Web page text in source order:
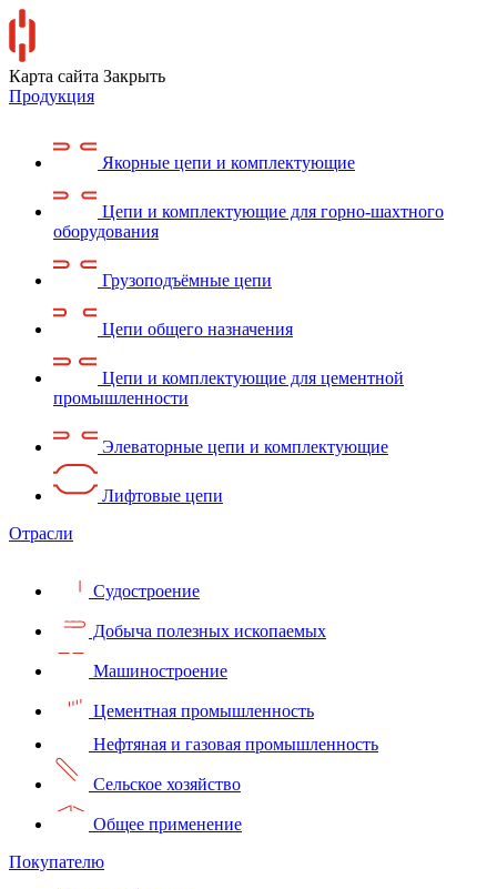
Карта сайта Закрыть
Продукция
Якорные цепи и комплектующие
Цепи и комплектующие для горно-шахтного
оборудования
Грузоподъёмные цепи
Цепи общего назначения
Цепи и комплектующие для цементной
промышленности
Элеваторные цепи и комплектующие
Лифтовые цепи
Отрасли
Судостроение
Добыча полезных ископаемых
Машиностроение
Цементная промышленность
Нефтяная и газовая промышленность
Сельское хозяйство
Общее применение
Покупателю